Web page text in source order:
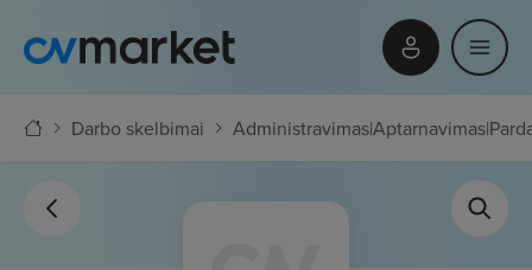
Darbo skelbimai Administravimas|Aptarnavimas|